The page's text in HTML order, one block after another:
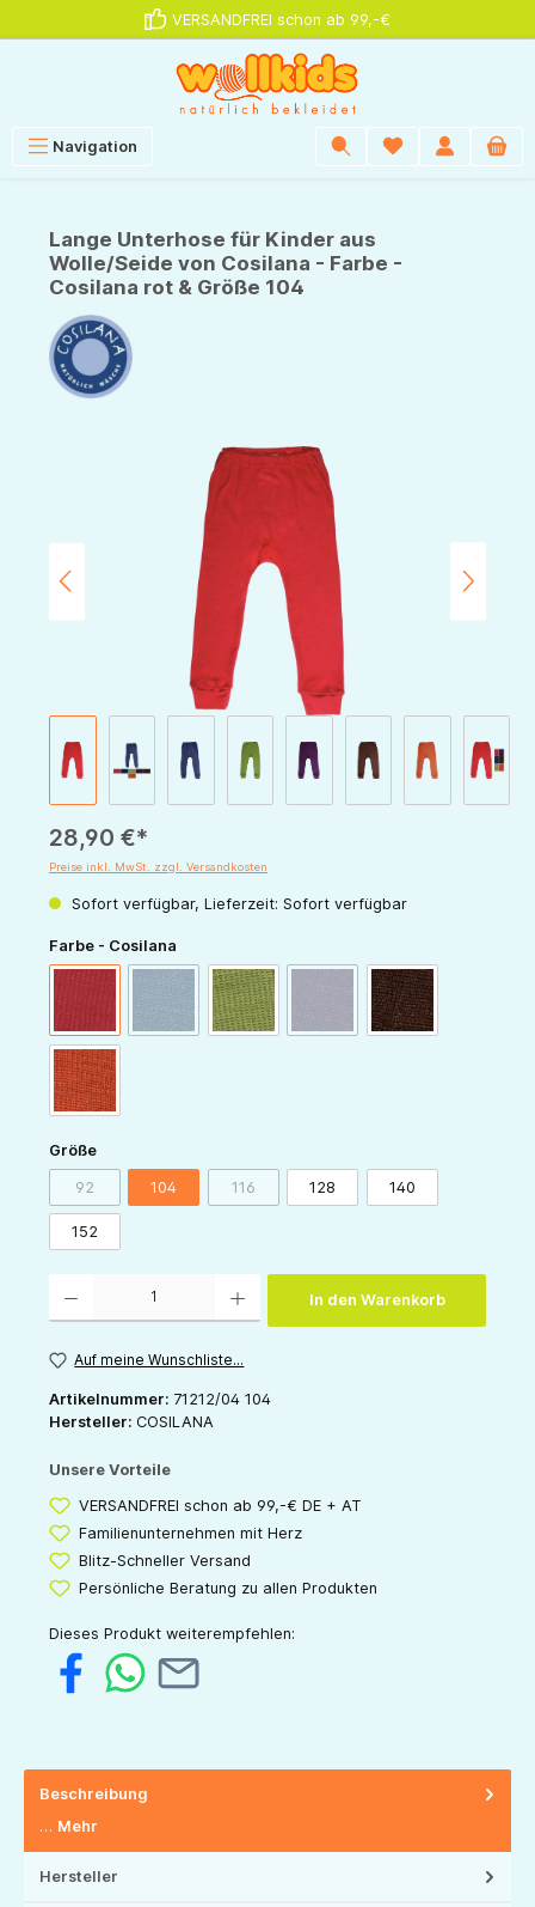
VERSANDFREI schon ab 99,-€
Navigation
Lange Unterhose für Kinder aus
Wolle/Seide von Cosilana - Farbe -
Cosilana rot & Größe 104
Bildergalerie überspringen
28,90 €*
Preise inkl. MwSt. zzgl. Versandkosten
Sofort verfügbar, Lieferzeit: Sofort verfügbar
Farbe - Cosilana
marine
(Diese Option ist zurzeit nicht verfügbar.)
grün pflaume
(Diese Option ist zurzeit nicht
schoko
orange
Größeauswählen
92(Diese Option ist zurzeit nicht verfügbar.)
104 116(Diese Option ist zurzeit nicht verfügbar.)
128 140
152
In den Warenkorb
Auf meine Wunschliste...
Artikelnummer: 71212/04 104
Hersteller: COSILANA
Unsere Vorteile
VERSANDFREI schon ab 99,-€ DE + AT
Familienunternehmen mit Herz
Blitz-Schneller Versand
Persönliche Beratung zu allen Produkten
Dieses Produkt weiterempfehlen:
Beschreibung
… Mehr
Hersteller